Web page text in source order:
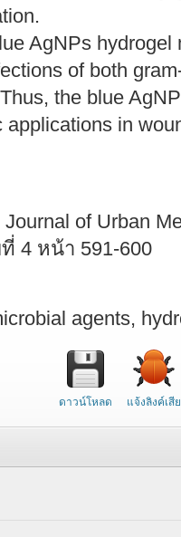
AgNPs hydrogel
of both
the blue
applications in
of Urban
4 หน้า 591-600
agents,
ดาวน์โหลด แจ้งลิงค์เสีย